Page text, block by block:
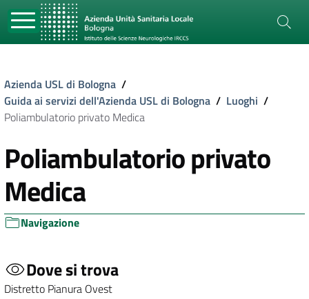
Azienda USL di Bologna /
Guida ai servizi dell'Azienda USL di Bologna / Luoghi /
Poliambulatorio privato Medica
Poliambulatorio privato
Medica
Navigazione
Dove si trova
Distretto Pianura Ovest